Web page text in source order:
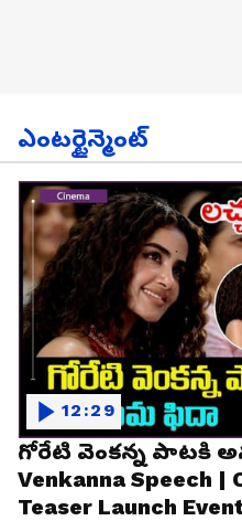
ఎంటర్టైన్మెంట్
గోరేటి వెంకన్న పాటకి
Venkanna Speech |
Teaser Launch
12:29